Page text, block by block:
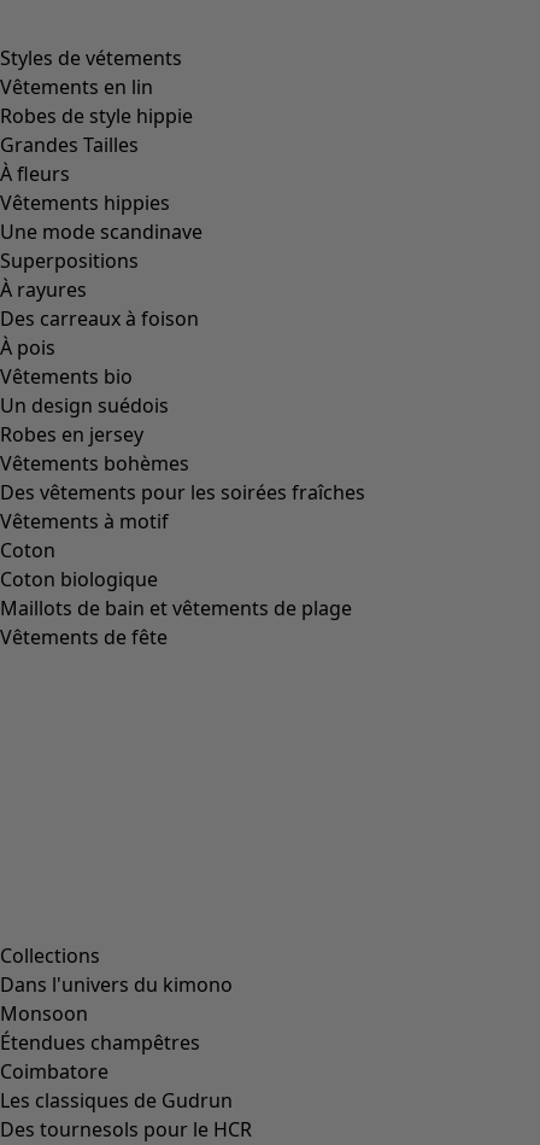
Styles de vétements
Vêtements en lin
Robes de style hippie
Grandes Tailles
À fleurs
Vêtements hippies
Une mode scandinave
Superpositions
À rayures
Des carreaux à foison
À pois
Vêtements bio
Un design suédois
Robes en jersey
Vêtements bohèmes
Des vêtements pour les soirées fraîches
Vêtements à motif
Coton
Coton biologique
Maillots de bain et vêtements de plage
Vêtements de fête
Collections
Dans l'univers du kimono
Monsoon
Étendues champêtres
Coimbatore
Les classiques de Gudrun
Des tournesols pour le HCR